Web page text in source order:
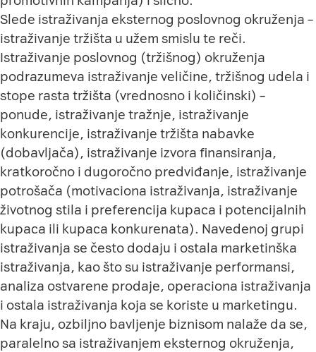
Slede istraživanja eksternog poslovnog okruženja –
istraživanje tržišta u užem smislu te reči.
Istraživanje poslovnog (tržišnog) okruženja
podrazumeva istraživanje veličine, tržišnog udela i
stope rasta tržišta (vrednosno i količinski) –
ponude, istraživanje tražnje, istraživanje
konkurencije, istraživanje tržišta nabavke
(dobavljača), istraživanje izvora finansiranja,
kratkoročno i dugoročno predviđanje, istraživanje
potrošača (motivaciona istraživanja, istraživanje
životnog stila i preferencija kupaca i potencijalnih
kupaca ili kupaca konkurenata). Navedenoj grupi
istraživanja se često dodaju i ostala marketinška
istraživanja, kao što su istraživanje performansi,
analiza ostvarene prodaje, operaciona istraživanja
i ostala istraživanja koja se koriste u marketingu.
Na kraju, ozbiljno bavljenje biznisom nalaže da se,
paralelno sa istraživanjem eksternog okruženja,